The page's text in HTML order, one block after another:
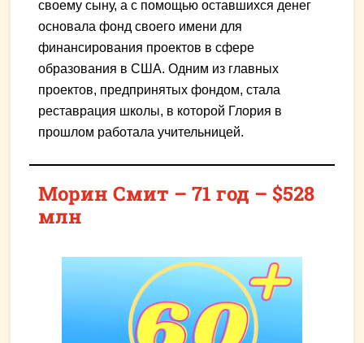
своему сыну, а с помощью оставшихся денег
основала фонд своего имени для
финансирования проектов в сфере
образования в США. Одним из главных
проектов, предпринятых фондом, стала
реставрация школы, в которой Глория в
прошлом работала учительницей.
Морин Смит – 71 год – $528
млн